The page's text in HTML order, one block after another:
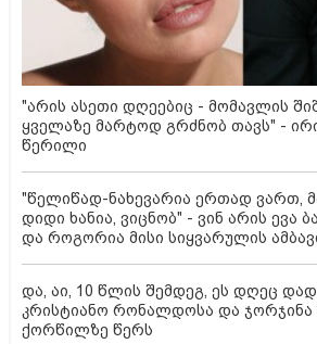
"არის ასეთი დღეებიც - მომავლის
ყველაზე მარტოდ გრძნობ თავს" -
წერილი
"წელიწად-ნახევარია ერთად ვართ,
დიდი ხანია, ვიცნობ" - ვინ არის ევა
და როგორია მისი სიყვარულის
და, აი, 10 წლის შემდეგ, ეს დღეც
კრისტიანო რონალდოსა და
ქორწილზე წერს